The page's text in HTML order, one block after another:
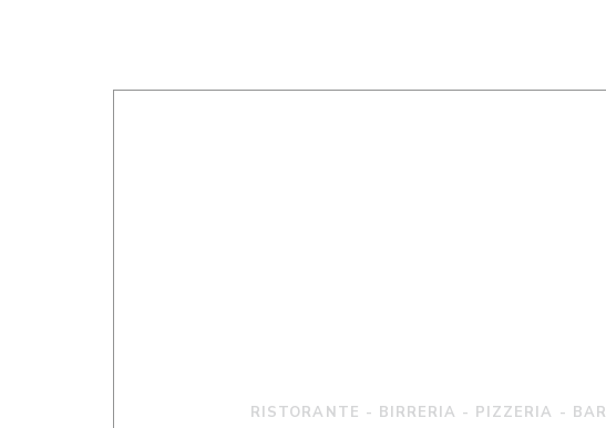
RISTORANTE - BIRRERIA - PIZZERIA - BAR